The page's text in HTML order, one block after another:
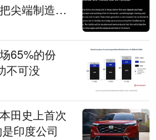
尖端制造带
65%的份
不可没
田史上首次
印度公司